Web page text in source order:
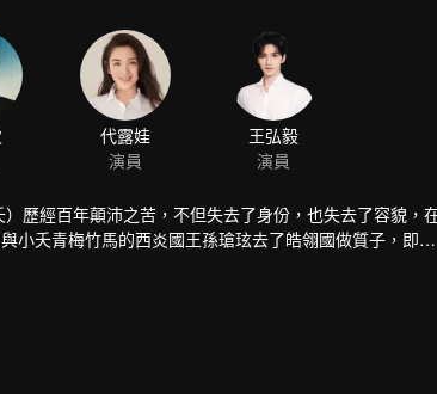
代露娃
演員
王弘毅
演員
歷經百年顛沛之苦，不但失去了身份，也失去了容貌，
小夭青梅竹馬的西炎國王孫瑲玹去了皓翎國做質子，即使
意外救了垂危的青丘公子塗山璟，朝夕相處中二人情愫漸
波折，才終與瑲玹相認，恢復王姬身份。為了一統天下，